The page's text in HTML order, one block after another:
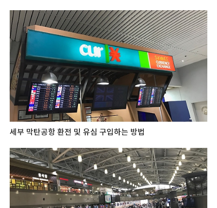
세부 막탄공항 환전 및 유심 구입하는 방법